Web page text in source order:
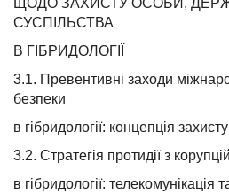
ЩОДО ЗАХИСТУ ОСОБИ,
СУСПІЛЬСТВА
В ГІБРИДОЛОГІЇ
3.1. Превентивні заходи
безпеки
в гібридології: концепція
3.2. Стратегія протидії з
в гібридології: телекомунікація